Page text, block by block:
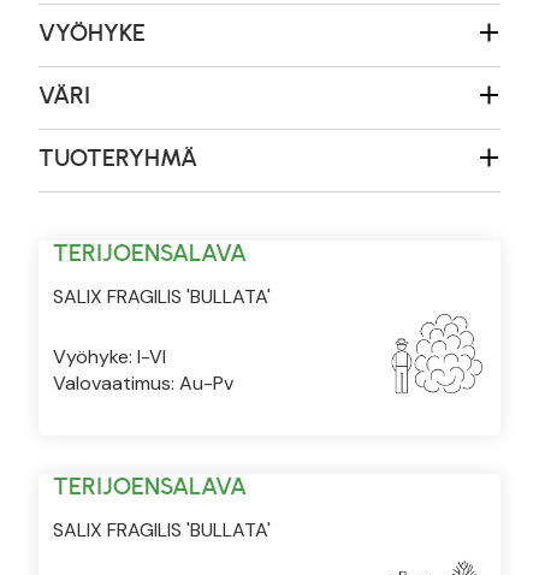
VYÖHYKE
VÄRI
TUOTERYHMÄ
TERIJOENSALAVA
SALIX FRAGILIS 'BULLATA'
Vyöhyke: I-VI
Valovaatimus: Au-Pv
TERIJOENSALAVA
SALIX FRAGILIS 'BULLATA'